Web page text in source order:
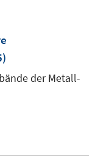
der Metall-